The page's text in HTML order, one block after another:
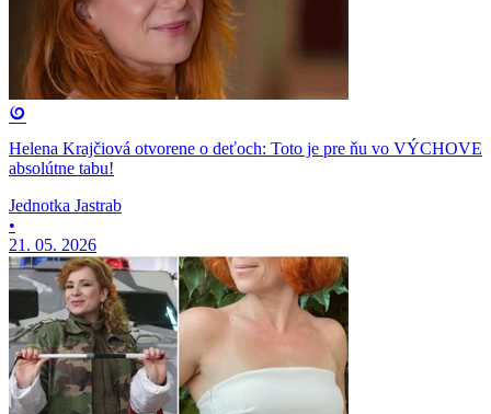
Helena Krajčiová otvorene o deťoch: Toto je pre ňu vo VÝCHOVE
absolútne tabu!
Jednotka Jastrab
•
21. 05. 2026